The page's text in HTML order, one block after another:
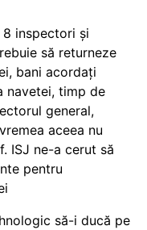
8 inspectori și
să returneze
bani acordați
navetei, timp de
general,
aceea nu
ISJ ne-a cerut să
pentru
să-i ducă pe